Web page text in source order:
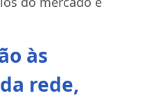
às
rede,